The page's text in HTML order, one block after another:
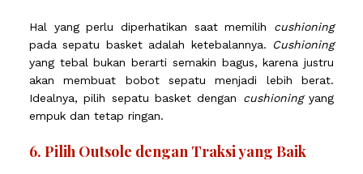
Hal yang perlu diperhatikan saat memilih cushioning
pada sepatu basket adalah ketebalannya.
Cushioning
yang tebal bukan berarti semakin bagus, karena justru
akan membuat bobot sepatu menjadi lebih berat.
Idealnya, pilih sepatu basket dengan cushioningyang
empuk dan tetap ringan.
6. Pilih Outsole dengan Traksi yang Baik